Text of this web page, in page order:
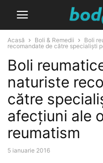
Acasă Boli & Remedii
Boli
recomandate de către specialiști
Boli
naturiste
către
afecțiuni ale
reumatism
5 ianuarie 2016